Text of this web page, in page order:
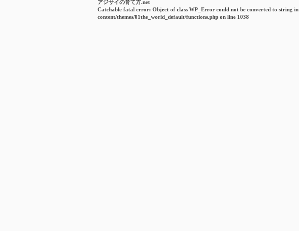
アジサイの育て方.net
Catchable fatal error: Object of class WP_Error could not be converted to string in
content/themes/01the_world_default/functions.php on line 1038